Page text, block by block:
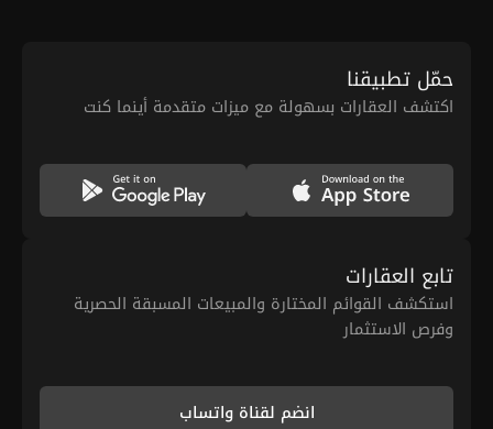
حمّل تطبيقنا
اكتشف العقارات بسهولة مع ميزات متقدمة أينما كنت
تابع العقارات
استكشف القوائم المختارة والمبيعات المسبقة الحصرية
وفرص الاستثمار
انضم لقناة واتساب